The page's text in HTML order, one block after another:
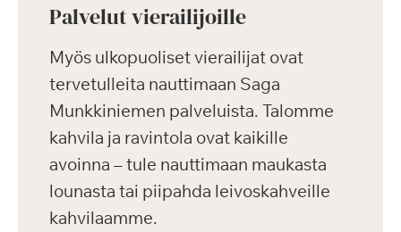
Palvelut vierailijoille
Myös ulkopuoliset vierailijat ovat
tervetulleita nauttimaan Saga
Munkkiniemen palveluista. Talomme
kahvila ja ravintola ovat kaikille
avoinna – tule nauttimaan maukasta
lounasta tai piipahda leivoskahveille
kahvilaamme.